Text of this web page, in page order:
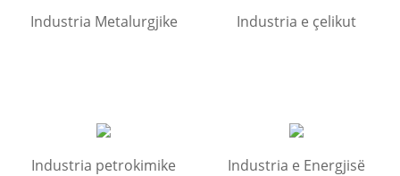
Industria Metalurgjike Industria e çelikut
Industria petrokimike Industria e Energjisë